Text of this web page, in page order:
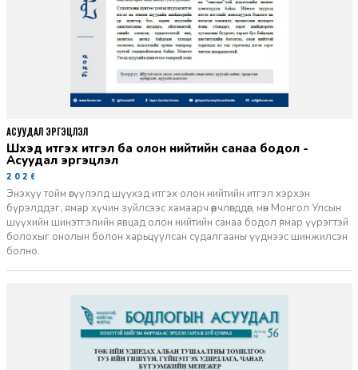
Шүүхэд итгэх итгэл ба олон нийтийн санаа бодол -
Асуудал эргэцүүлэл
2026-06-11
Энэхүү тойм өгүүлэлд шүүхэд итгэх олон нийтийн итгэл хэрхэн
бүрэлддэг, ямар хүчин зүйлсээс хамаарч өөрчлөгддөг, мөн Монгол Улсын
шүүхийн шинэтгэлийн явцад олон нийтийн санаа бодол ямар үүрэгтэй
болохыг онолын болон харьцуулсан судалгааны үүднээс шинжилсэн
болно.
АСУУДАЛ ЭРГЭЦҮҮЛЭЛ